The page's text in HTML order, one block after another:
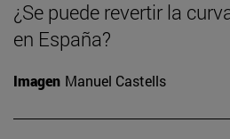
¿Se puede revertir la
en España?
Imagen Manuel Castells